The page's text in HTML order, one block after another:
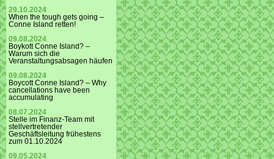
29.10.2024
When the tough gets going –
Conne Island retten!
09.08.2024
Boykott Conne Island? –
Warum sich die
Veranstaltungsabsagen häufen
09.08.2024
Boycott Conne Island? – Why
cancellations have been
accumulating
08.07.2024
Stelle im Finanz-Team mit
stellvertretender
Geschäftsleitung frühestens
zum 01.10.2024
09.05.2024